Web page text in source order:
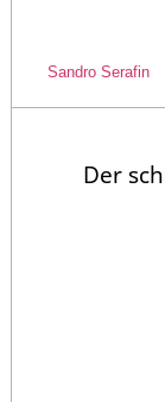
Sandro Serafin
Der